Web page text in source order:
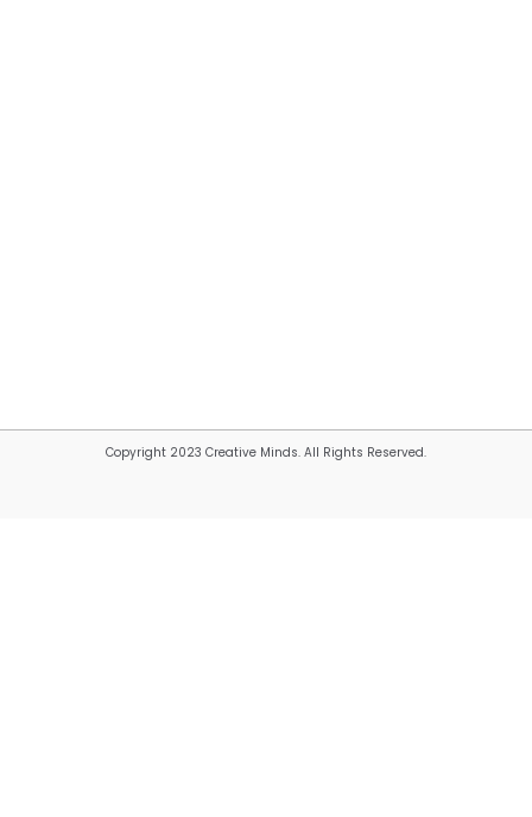
Copyright 2023 Creative Minds. All Rights Reserved.